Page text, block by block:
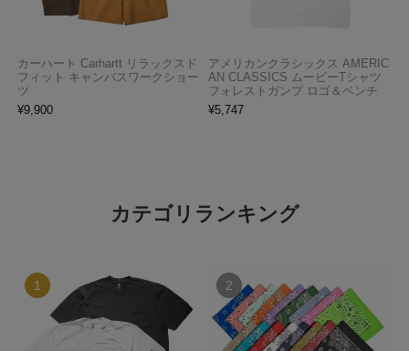
カーハート Carhartt リラックスド
フィット キャンバスワークショー
ツ
¥9,900
アメリカンクラシックス AMERIC
AN CLASSICS ムービーTシャツ
フォレストガンプ ロゴ＆ベンチ
¥5,747
カテゴリランキング